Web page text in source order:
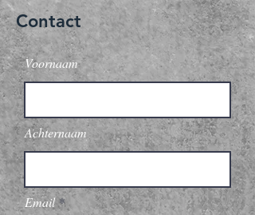
Contact
Voornaam
Achternaam
Email